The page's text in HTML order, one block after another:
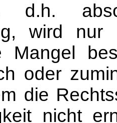
d.h.
wird nur
Mangel
oder
die
nicht